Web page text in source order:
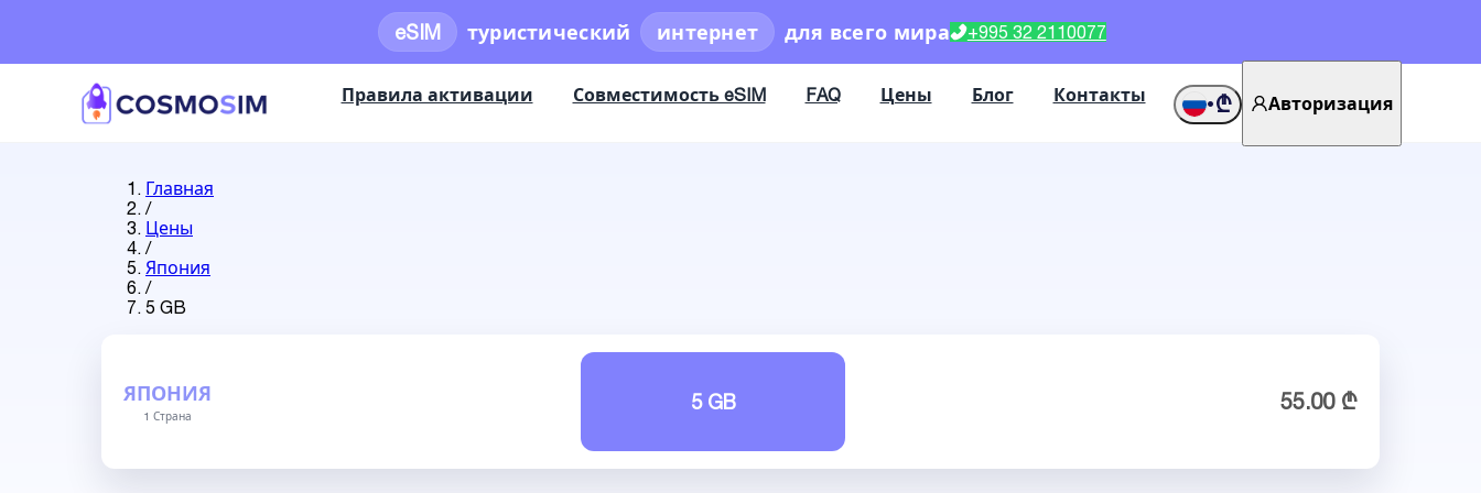
eSIM туристический интернет для всего мира +995 32 2110077
Правила активации Совместимость eSIM FAQ Цены Блог Контакты •₾ Авторизация
Главная
/
Цены
/
Япония
/
5 GB
ЯПОНИЯ
1 Страна
5 GB 55.00 ₾